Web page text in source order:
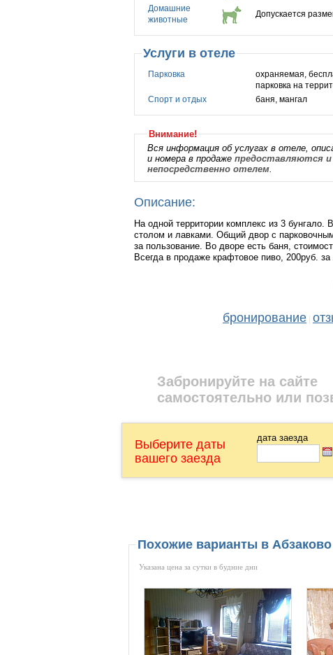
Домашние
животные
Допускается
Услуги в отеле
Парковка
охраняемая,
парковка на
Спорт и отдых
баня, мангал
Внимание!
Вся информация об услугах в отеле,
и номера в продаже предоставляются
непосредственно отелем.
Описание:
На одной территории комплекс из 3 бунгало.
столом и лавками. Общий двор с
за пользование. Во дворе есть баня,
Всегда в продаже крафтовое пиво, 200руб. за
бронирование
Забронируйте на сайте
самостоятельно или
Выберите даты
вашего заезда
дата заезда
Похожие варианты в Абзаково
Указана цена за сутки в будние дни